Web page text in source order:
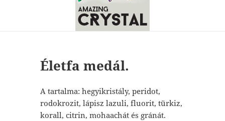
ÁSVÁNYOK HATÁSAI
ELÉRHETŐSÉG
FREE
Életfa medál.
A tartalma: hegyikristály, peridot,
rodokrozit, lápisz lazuli, fluorit, türkiz,
korall, citrin, mohaachát és gránát.